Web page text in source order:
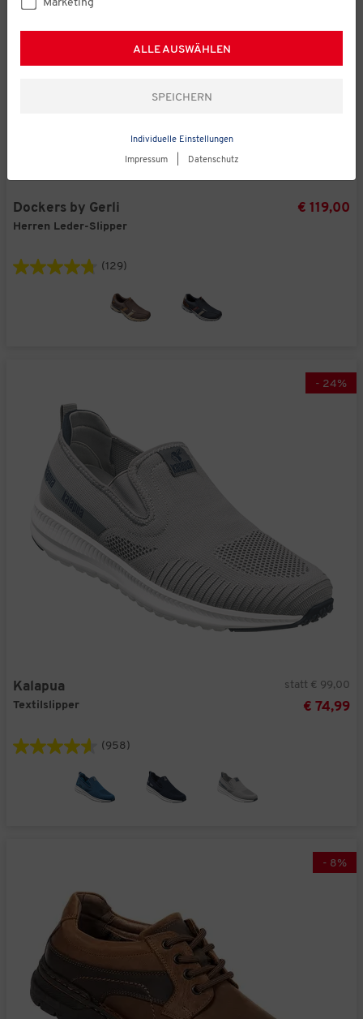
Dockers by Gerli
Herren Leder-Slipper
€ 119,00
(129)
- 24%
Kalapua
Textilslipper
statt € 99,00
€ 74,99
(958)
- 8%
Marketing
ALLE AUSWÄHLEN
Individuelle Einstellungen
Impressum Datenschutz